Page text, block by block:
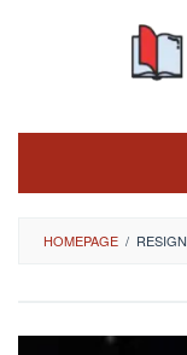
HOMEPAGE / RESIGN